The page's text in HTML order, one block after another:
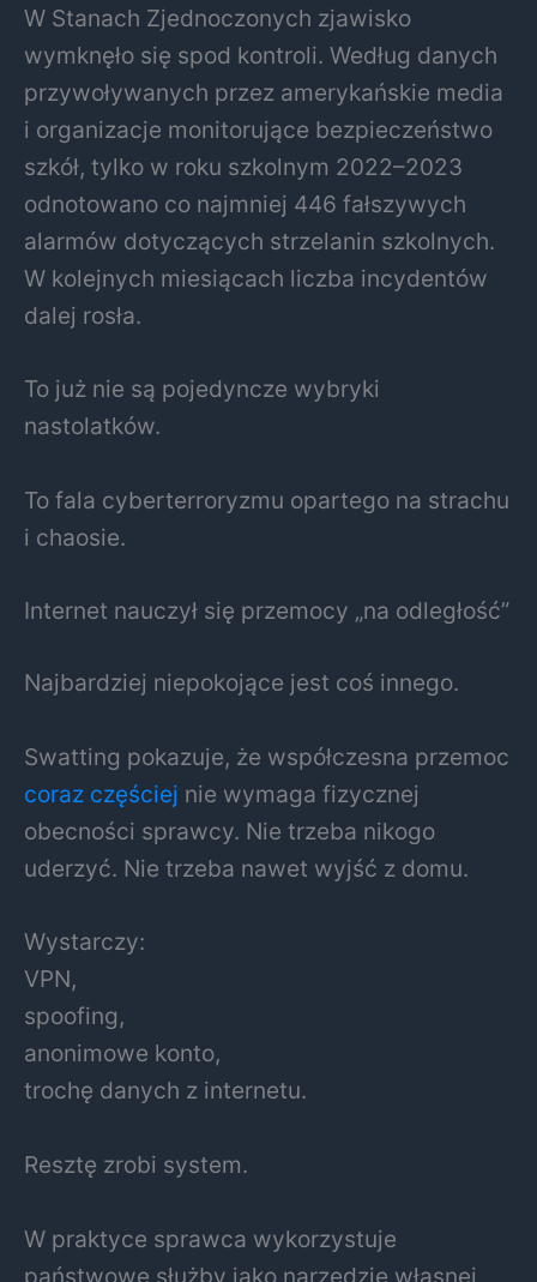
W Stanach Zjednoczonych zjawisko
wymknęło się spod kontroli. Według danych
przywoływanych przez amerykańskie media
i organizacje monitorujące bezpieczeństwo
szkół, tylko w roku szkolnym 2022–2023
odnotowano co najmniej 446 fałszywych
alarmów dotyczących strzelanin szkolnych.
W kolejnych miesiącach liczba incydentów
dalej rosła.
To już nie są pojedyncze wybryki
nastolatków.
To fala cyberterroryzmu opartego na strachu
i chaosie.
Internet nauczył się przemocy „na odległość”
Najbardziej niepokojące jest coś innego.
Swatting pokazuje, że współczesna przemoc
coraz częściej nie wymaga fizycznej
obecności sprawcy. Nie trzeba nikogo
uderzyć. Nie trzeba nawet wyjść z domu.
Wystarczy:
VPN,
spoofing,
anonimowe konto,
trochę danych z internetu.
Resztę zrobi system.
W praktyce sprawca wykorzystuje
państwowe służby jako narzędzie własnej